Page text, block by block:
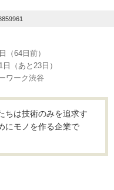
（64日前）
日（あと23日）
ワーク渋谷
ちは技術のみを追求す
にモノを作る企業で